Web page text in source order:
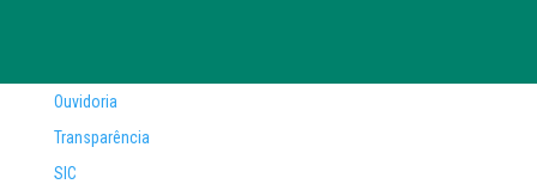
Ouvidoria
Transparência
SIC